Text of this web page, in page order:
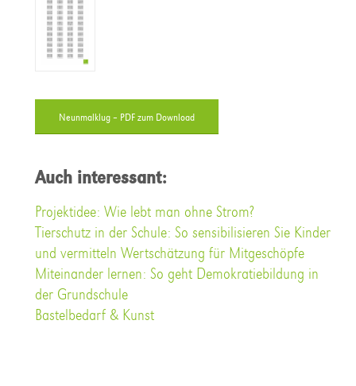
Neunmalklug – PDF zum Download
Auch interessant:
Projektidee: Wie lebt man ohne Strom?
Tierschutz in der Schule: So sensibilisieren Sie Kinder
und vermitteln Wertschätzung für Mitgeschöpfe
Miteinander lernen: So geht Demokratiebildung in
der Grundschule
Bastelbedarf & Kunst